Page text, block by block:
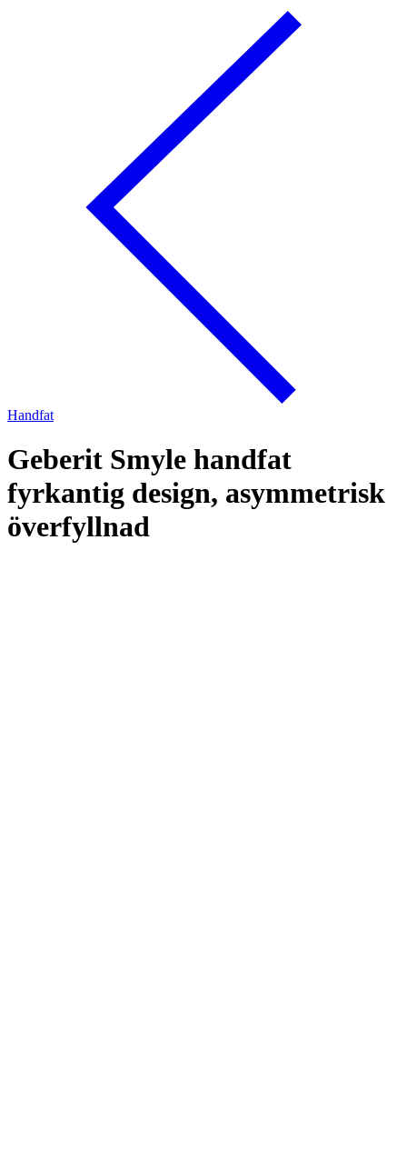
Handfat
Geberit Smyle handfat
fyrkantig design, asymmetrisk
överfyllnad